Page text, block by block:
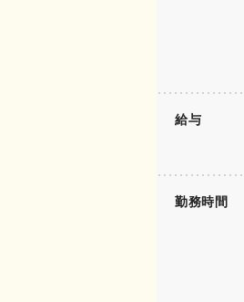
給与
勤務時間